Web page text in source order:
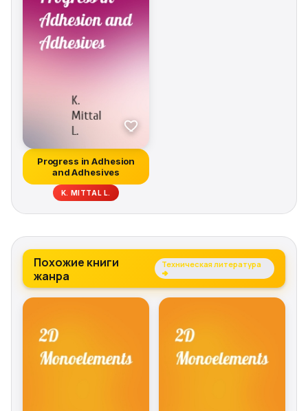
Progress in Adhesion
and Adhesives
K. MITTAL L.
Похожие книги
жанра
Техническая литература
→